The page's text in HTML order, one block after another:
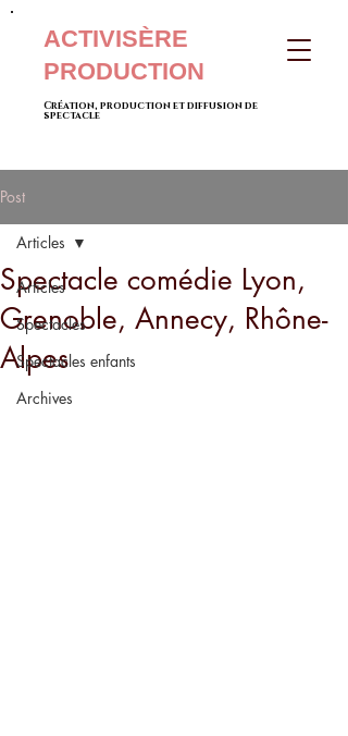
ACTIVISÈRE
PRODUCTION
Création, production et diffusion de
spectacle
Post
Articles
Spectacles
Spectacles enfants
Archives
Articles
Spectacle comédie Lyon,
Grenoble, Annecy, Rhône-
Alpes